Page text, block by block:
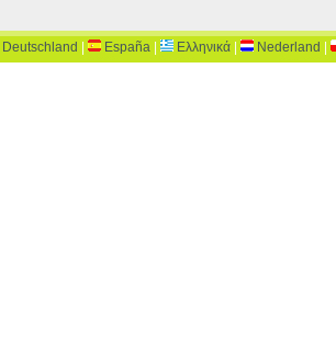
Deutschland España Ελληνικά Nederland